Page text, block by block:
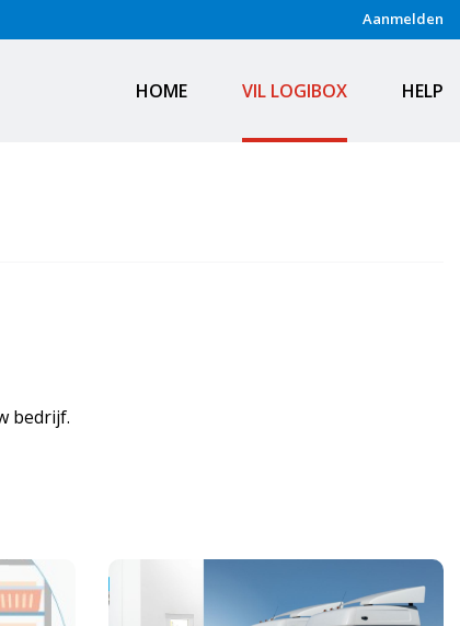
Aanmelden
HOME VIL LOGIBOX HELP
bedrijf.